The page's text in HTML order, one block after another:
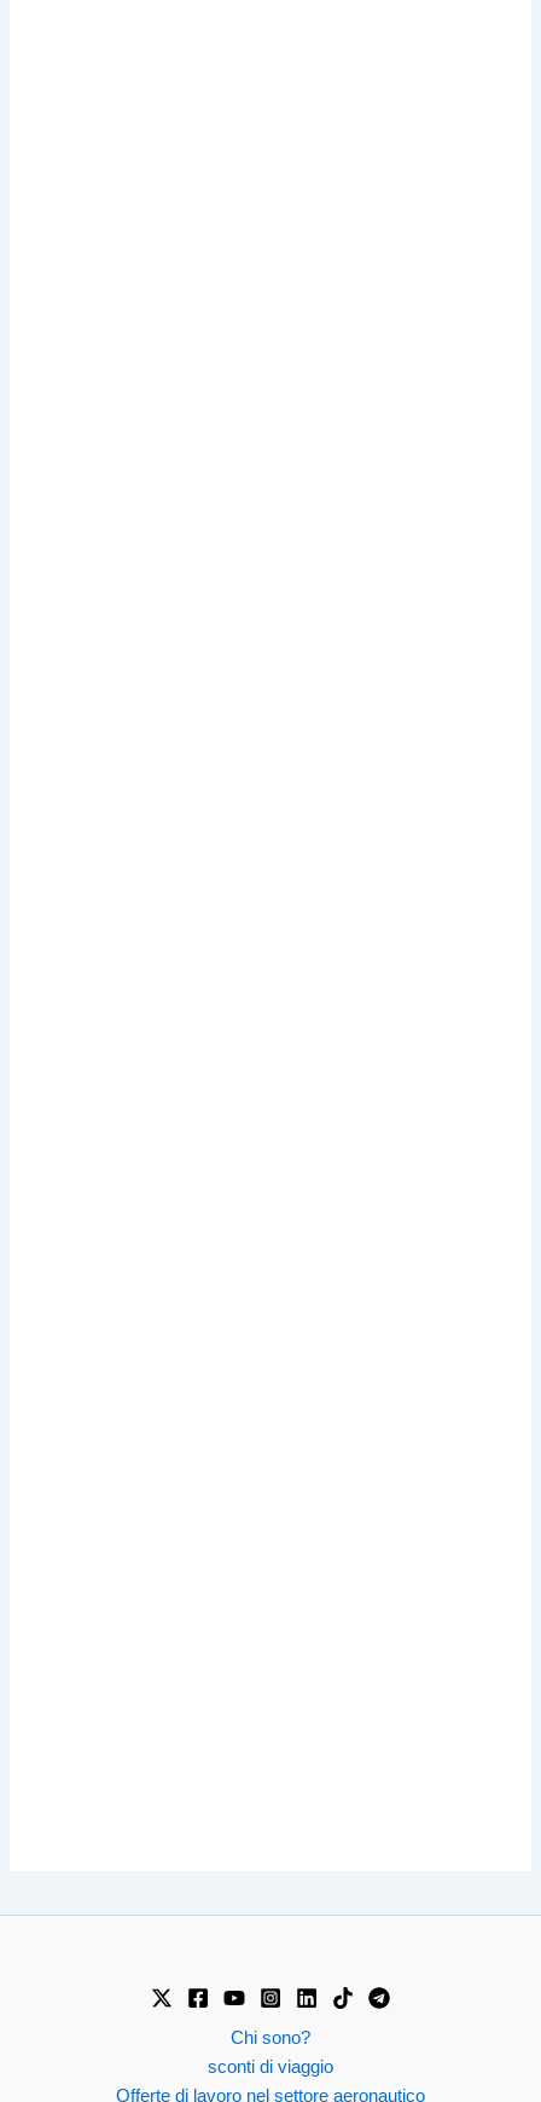
Chi sono?
sconti di viaggio
Offerte di lavoro nel settore aeronautico